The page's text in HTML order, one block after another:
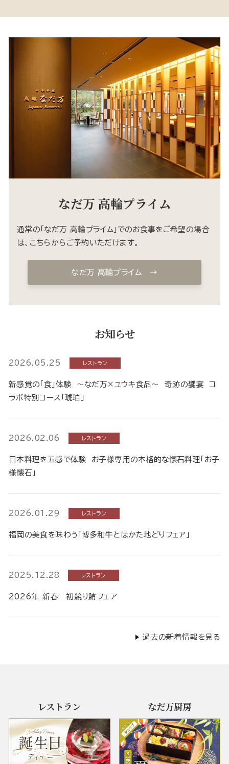
なだ万 高輪プライム
通常の「なだ万 高輪プライム」でのお食事をご希望の場合
は、こちらからご予約いただけます。
なだ万 高輪プライム →
お知らせ
2026.05.25 レストラン
新感覚の「食」体験 ～なだ万×ユウキ食品～ 奇跡の饗宴 コ
ラボ特別コース「琥珀」
2026.02.06 レストラン
日本料理を五感で体験 お子様専用の本格的な懐石料理「お子
様懐石」
2026.01.29 レストラン
福岡の美食を味わう「博多和牛とはかた地どりフェア」
2025.12.28 レストラン
2026年 新春 初競り鮪フェア
過去の新着情報を見る
レストラン なだ万厨房